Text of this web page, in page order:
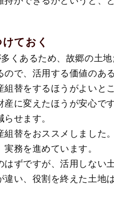
ておく
くあるため、故郷の土
ので、活用する価値の
替をするほうがよいと
産に変えたほうが安心
せます。
替をおススメしました
務を進めています。
ずですが、活用しない
い、役割を終えた土地